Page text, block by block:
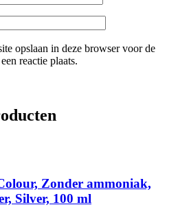
opslaan in deze browser voor de
reactie plaats.
Zonder ammoniak,
Silver, 100 ml